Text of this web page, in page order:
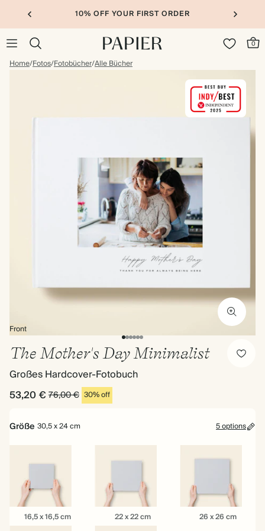
10% OFF YOUR FIRST ORDER
0
Home/Fotos/Fotobücher/Alle Bücher
Front
The Mother's Day Minimalist
Großes Hardcover-Fotobuch
53,20 € 76,00 € 30% off
Größe 30,5 x 24 cm 5 options
16,5
x 16,5 x 16,5 cm 22
x 22 x 22 cm 26 26 x 26 cm